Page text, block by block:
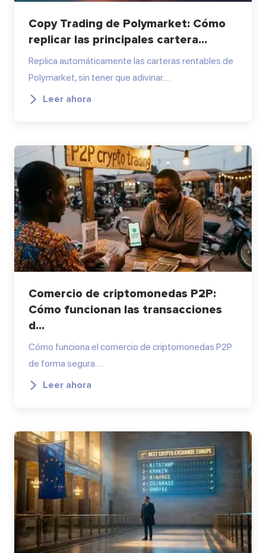
Copy Trading de Polymarket: Cómo
replicar las principales cartera...
Replica automáticamente las carteras rentables de
Polymarket, sin tener que adivinar.…
Leer ahora
Comercio de criptomonedas P2P:
Cómo funcionan las transacciones
d...
Cómo funciona el comercio de criptomonedas P2P
de forma segura.…
Leer ahora